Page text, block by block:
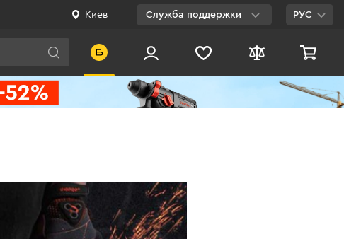
Киев Служба поддержки
0 800 200 500
Бесплатно по
Украине
РУС